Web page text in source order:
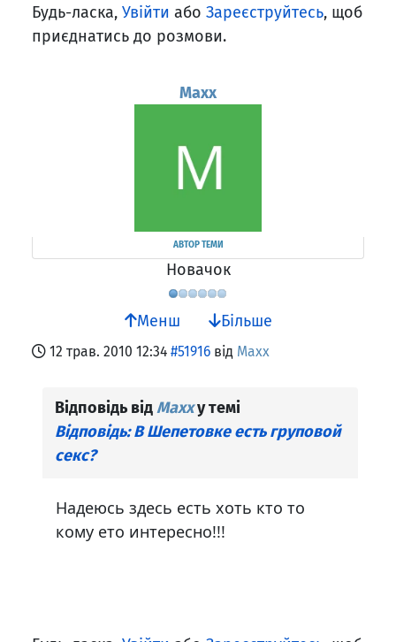
Будь-ласка, Увійти або Зареєструйтесь, щоб
приєднатись до розмови.
Maxx
АВТОР ТЕМИ
Новачок
Менш Більше
12 трав. 2010 12:34 #51916 від Maxx
Відповідь відMaxxу темі
Відповідь: В Шепетовке есть груповой
секс?
Надеюсь здесь есть хоть кто то
кому ето интересно!!!